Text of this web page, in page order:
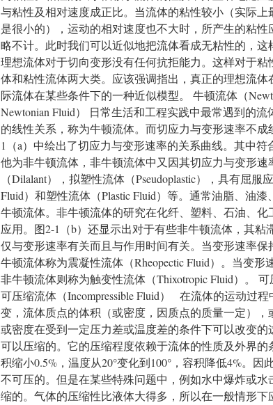
与粘性及相对速度成正比。当流体的粘性较小（实际
是很小的），运动的相对速度也不大时，所产生的粘
略不计。此时我们可以近似地把流体看成无粘性的，这
理想流体对于切向变形没有任何抗拒能力。这样对于
体和粘性流体两大类。应该强调指出，真正的理想流
际流体在某些条件下的一种近似模型。 牛顿流体（
Newtonian Fluid） 日常生活和工程实践中最常遇到的
的线性关系，称为牛顿流体。而切应力与变形速率不
1（a）中绘出了切应力与变形速率的关系曲线。其中
他为非牛顿流体，非牛顿流体中又因其切应力与变形
（Dilalant），拟塑性流体（Pseudoplastic），具有屈服
Fluid）和塑性流体（Plastic Fluid）等。通常油脂、油
牛顿流体。非牛顿流体的研究在化纤、塑料、石油、
应用。图2-1（b）还显示出对于有些非牛顿流体，其
仅与变形速率有关而且与作用时间有关。当变形速率
牛顿流体称为震凝性流体（Rheopectic Fluid）。当变
非牛顿流体则称为触变性流体（Thixotropic Fluid）。 可
可压缩流体（Incompressible Fluid） 在流体的运动过
变，流体质点的体积（或密度，因质点的质量一定）
或密度在受到一定压力差或温度差的条件下可以改变
可以压缩的。它的压缩程度依赖于流体的性质及外界
积缩小0.5%，温度从20°变化到100°，容积降低4%。
不可压的。但是在某些特殊问题中，例如水中爆炸或
缩的。气体的压缩性比液体大得多，所以在一般情形